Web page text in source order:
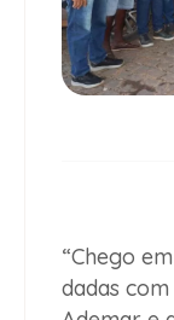
“Chego em
dadas